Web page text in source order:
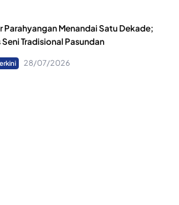
Parahyangan Menandai Satu Dekade;
Seni Tradisional Pasundan
28/07/2026